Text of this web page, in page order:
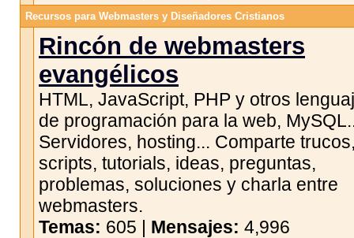
Recursos para Webmasters y Diseñadores Cristianos
Rincón de webmasters
evangélicos
HTML, JavaScript, PHP y otros
de programación para la web,
Servidores, hosting... Comparte
scripts, tutorials, ideas, preguntas,
problemas, soluciones y charla entre
webmasters.
Temas: 605 | Mensajes: 4,996